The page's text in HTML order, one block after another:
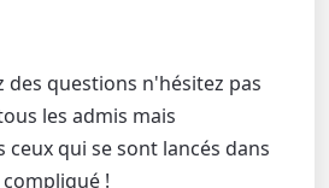
des questions n'hésitez pas
les admis mais
ceux qui se sont lancés dans
!